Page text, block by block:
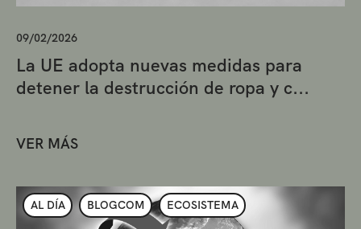
09/02/2026
La UE adopta nuevas medidas para
detener la destrucción de ropa y c...
VER MÁS
AL DÍA BLOGCOM ECOSISTEMA